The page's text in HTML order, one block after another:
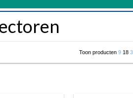
Toon producten 9 18